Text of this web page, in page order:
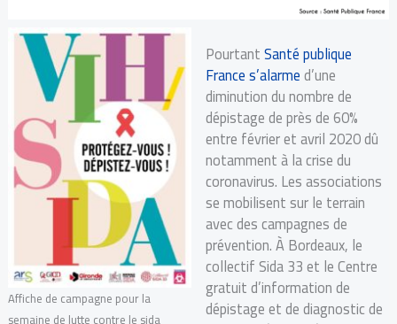
Affiche de campagne pour la
semaine de lutte contre le sida
PourtantSanté publique
France s’alarmed’une
diminution du nombre de
dépistage de près de 60%
entre février et avril 2020 dû
notamment à la crise du
coronavirus. Les associations
se mobilisent sur le terrain
avec des campagnes de
prévention. À Bordeaux, le
collectif Sida 33 et le Centre
gratuit d’information de
dépistage et de diagnostic de